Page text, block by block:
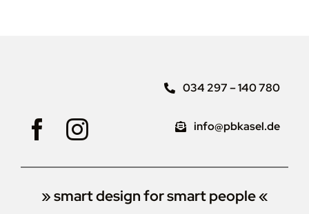
034 297 – 140 780
info@pbkasel.de
» smart design for smart people «